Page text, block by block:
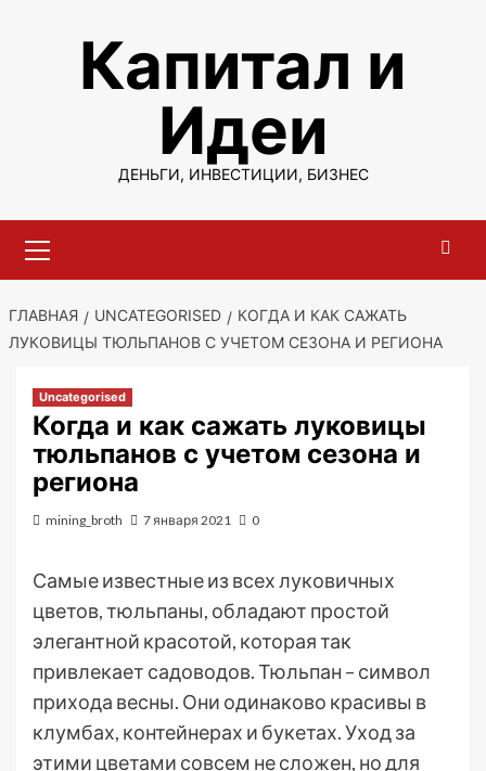
содержимомуКапитал и
Идеи
ДЕНЬГИ, ИНВЕСТИЦИИ, БИЗНЕС
меню
ГЛАВНАЯ UNCATEGORISED
КОГДА И КАК САЖАТЬ
ЛУКОВИЦЫ ТЮЛЬПАНОВ С УЧЕТОМ СЕЗОНА И РЕГИОНА
Uncategorised
Когда и как сажать луковицы
тюльпанов с учетом сезона и
региона
mining_broth 7 января 2021 0
Самые известные из всех луковичных
цветов, тюльпаны, обладают простой
элегантной красотой, которая так
привлекает садоводов. Тюльпан – символ
прихода весны. Они одинаково красивы в
клумбах, контейнерах и букетах. Уход за
этими цветами совсем не сложен, но для